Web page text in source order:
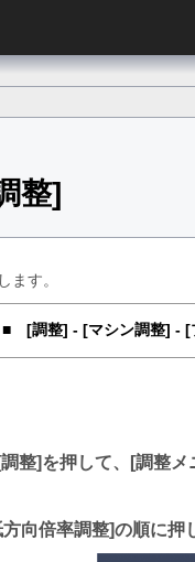
整
ます。
調整 - マシン調整 -
調整 を押して、 調整メ
向倍率調整 の順に押